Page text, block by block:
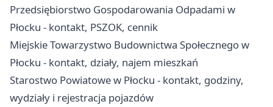
Przedsiębiorstwo Gospodarowania Odpadami w
Płocku - kontakt, PSZOK, cennik
Miejskie Towarzystwo Budownictwa Społecznego w
Płocku - kontakt, działy, najem mieszkań
Starostwo Powiatowe w Płocku - kontakt, godziny,
wydziały i rejestracja pojazdów